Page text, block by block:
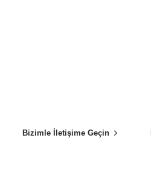
Bizimle İletişime Geçin